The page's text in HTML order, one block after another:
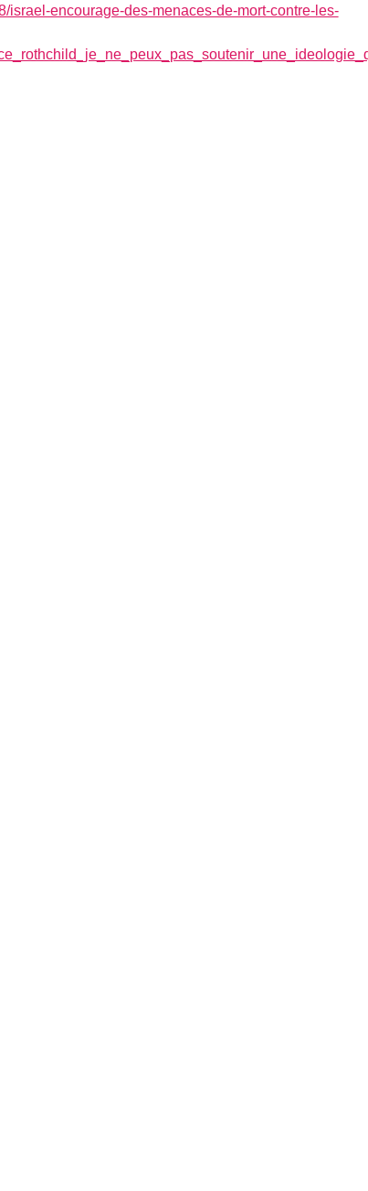
israel-encourage-des-menaces-de-mort-contre-les-